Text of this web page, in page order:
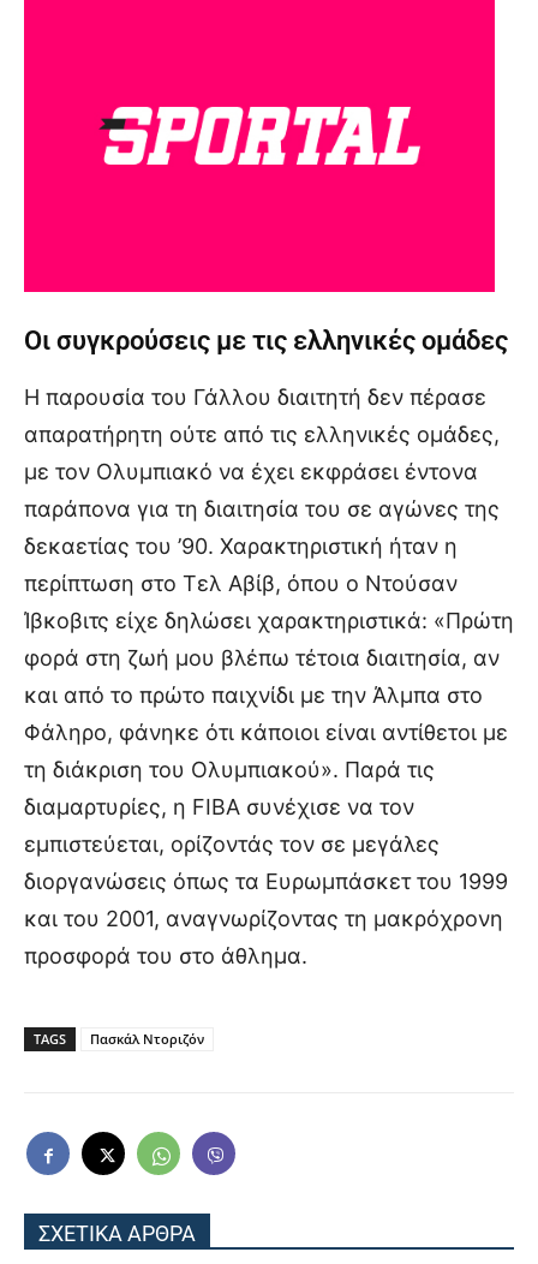
Οι συγκρούσεις με τις ελληνικές ομάδες
Η παρουσία του Γάλλου διαιτητή δεν πέρασε
απαρατήρητη ούτε από τις ελληνικές ομάδες,
με τον Ολυμπιακό να έχει εκφράσει έντονα
παράπονα για τη διαιτησία του σε αγώνες της
δεκαετίας του ’90. Χαρακτηριστική ήταν η
περίπτωση στο Τελ Αβίβ, όπου ο Ντούσαν
Ίβκοβιτς είχε δηλώσει χαρακτηριστικά: «Πρώτη
φορά στη ζωή μου βλέπω τέτοια διαιτησία, αν
και από το πρώτο παιχνίδι με την Άλμπα στο
Φάληρο, φάνηκε ότι κάποιοι είναι αντίθετοι με
τη διάκριση του Ολυμπιακού». Παρά τις
διαμαρτυρίες, η FIBA συνέχισε να τον
εμπιστεύεται, ορίζοντάς τον σε μεγάλες
διοργανώσεις όπως τα Ευρωμπάσκετ του 1999
και του 2001, αναγνωρίζοντας τη μακρόχρονη
προσφορά του στο άθλημα.
TAGS Πασκάλ Ντοριζόν
ΣΧΕΤΙΚΑ ΑΡΘΡΑ